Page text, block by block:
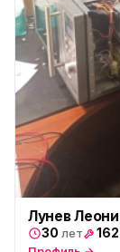
Лунев
30 лет 162